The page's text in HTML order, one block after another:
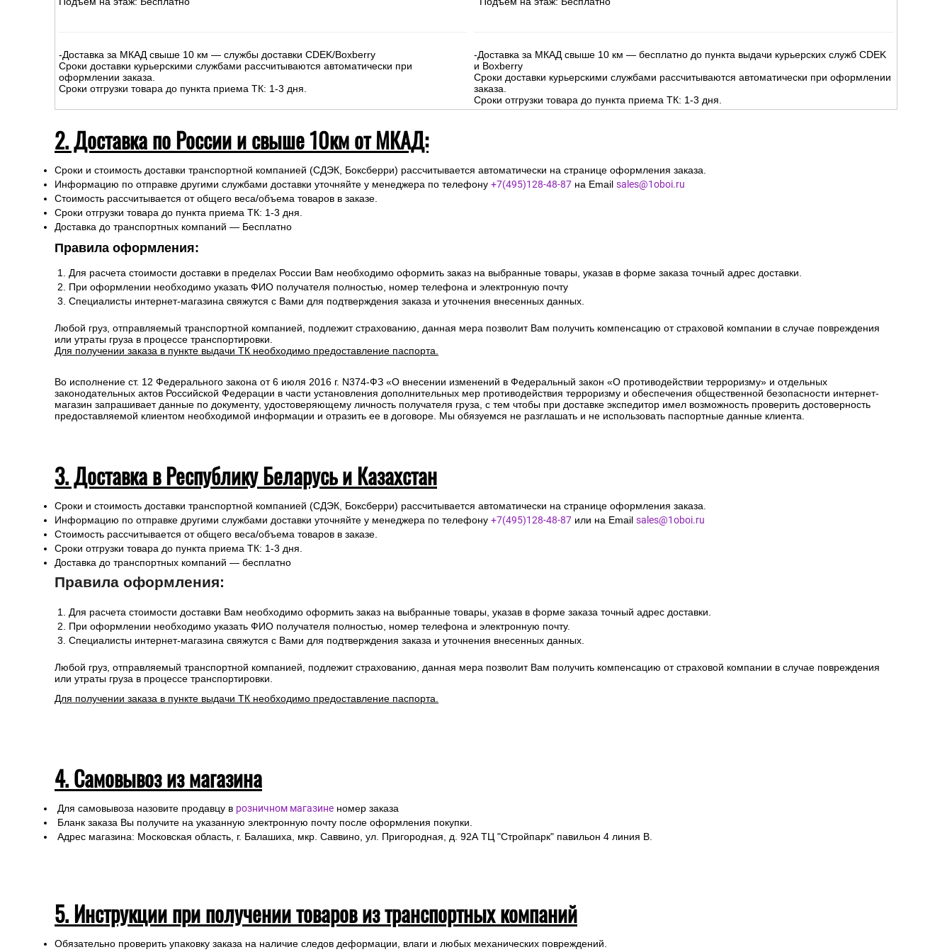
-Доставка за МКАД свыше 10 км — службы доставки CDEK/Boxberry
Сроки доставки курьерскими службами рассчитываются автоматически при
оформлении заказа.
Сроки отгрузки товара до пункта приема ТК: 1-3 дня.
-Доставка за МКАД свыше 10 км — бесплатно до пункта выдачи курьерских служб CDEK
и Boxberry
Сроки доставки курьерскими службами рассчитываются автоматически при оформлении
заказа.
Сроки отгрузки товара до пункта приема ТК: 1-3 дня.
2. Доставка по России и свыше 10км от МКАД:
Сроки и стоимость доставки транспортной компанией (СДЭК, Боксберри) рассчитывается автоматически на странице оформления заказа.
Информацию по отправке другими службами доставки уточняйте у менеджера по телефону +7(495)128-48-87 на Email sales@1oboi.ru
Стоимость рассчитывается от общего веса/объема товаров в заказе.
Сроки отгрузки товара до пункта приема ТК: 1-3 дня.
Доставка до транспортных компаний — Бесплатно
Правила оформления:
Для расчета стоимости доставки в пределах России Вам необходимо оформить заказ на выбранные товары, указав в форме заказа точный адрес доставки.
При оформлении необходимо указать ФИО получателя полностью, номер телефона и электронную почту
Специалисты интернет-магазина свяжутся с Вами для подтверждения заказа и уточнения внесенных данных.
Любой груз, отправляемый транспортной компанией, подлежит страхованию, данная мера позволит Вам получить компенсацию от страховой компании в случае повреждения
или утраты груза в процессе транспортировки.
Для получении заказа в пункте выдачи ТК необходимо предоставление паспорта.
Во исполнение ст. 12 Федерального закона от 6 июля 2016 г. N374-ФЗ «О внесении изменений в Федеральный закон «О противодействии терроризму» и отдельных
законодательных актов Российской Федерации в части установления дополнительных мер противодействия терроризму и обеспечения общественной безопасности интернет-
магазин запрашивает данные по документу, удостоверяющему личность получателя груза, с тем чтобы при доставке экспедитор имел возможность проверить достоверность
предоставляемой клиентом необходимой информации и отразить ее в договоре. Мы обязуемся не разглашать и не использовать паспортные данные клиента.
3. Доставка в Республику Беларусь и Казахстан
Сроки и стоимость доставки транспортной компанией (СДЭК, Боксберри) рассчитывается автоматически на странице оформления заказа.
Информацию по отправке другими службами доставки уточняйте у менеджера по телефону +7(495)128-48-87 или на Email sales@1oboi.ru
Стоимость рассчитывается от общего веса/объема товаров в заказе.
Сроки отгрузки товара до пункта приема ТК: 1-3 дня.
Доставка до транспортных компаний — бесплатно
Правила оформления:
Для расчета стоимости доставки Вам необходимо оформить заказ на выбранные товары, указав в форме заказа точный адрес доставки.
При оформлении необходимо указать ФИО получателя полностью, номер телефона и электронную почту.
Специалисты интернет-магазина свяжутся с Вами для подтверждения заказа и уточнения внесенных данных.
Любой груз, отправляемый транспортной компанией, подлежит страхованию, данная мера позволит Вам получить компенсацию от страховой компании в случае повреждения
или утраты груза в процессе транспортировки.
Для получении заказа в пункте выдачи ТК необходимо предоставление паспорта.
4. Самовывоз из магазина
Для самовывоза назовите продавцу в розничном магазине номер заказа
Бланк заказа Вы получите на указанную электронную почту после оформления покупки.
Адрес магазина: Московская область, г. Балашиха, мкр. Саввино, ул. Пригородная, д. 92А ТЦ "Стройпарк" павильон 4 линия В.
5. Инструкции при получении товаров из транспортных компаний
Обязательно проверить упаковку заказа на наличие следов деформации, влаги и любых механических повреждений.